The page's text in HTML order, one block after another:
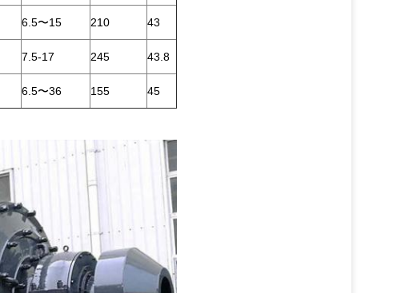
6.5〜15 210 43
7.5-17 245 43.8
6.5〜36 155 45